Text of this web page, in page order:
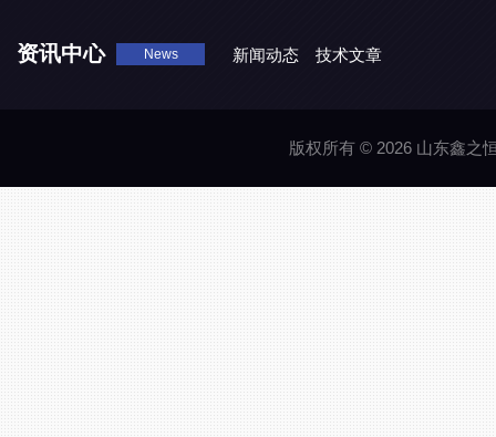
资讯中心 News 新闻动态 技术文章
版权所有 © 2026 山东鑫之